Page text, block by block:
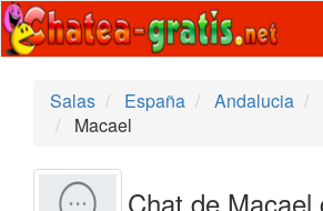
Salas
España Andalucia
Macael
Chat de Macael